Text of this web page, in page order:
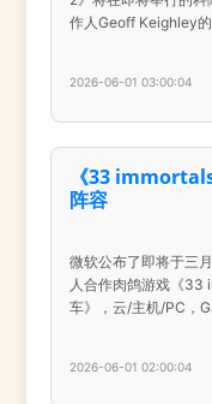
作人Geoff Keighley
2026-06-01 03:00:04
《33
阵容
微软公布了即将于三
人合作肉鸽游戏《33
车》，云/主机/PC，
2026-06-01 02:00:04